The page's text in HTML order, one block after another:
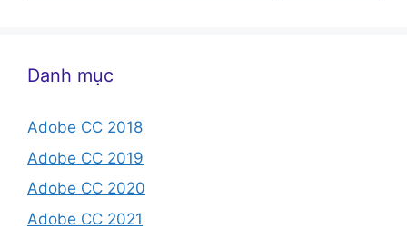
Danh mục
Adobe CC 2018
Adobe CC 2019
Adobe CC 2020
Adobe CC 2021